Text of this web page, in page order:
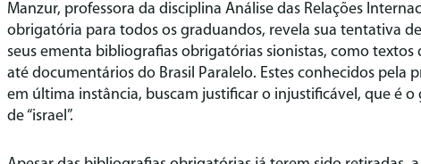
Manzur, professora da disciplina Análise das Relações
obrigatória para todos os graduandos, revela sua tentativa
seus ementa bibliografias obrigatórias sionistas, como textos
até documentários do Brasil Paralelo. Estes conhecidos pela
em última instância, buscam justificar o injustificável, que é
de “israel”.